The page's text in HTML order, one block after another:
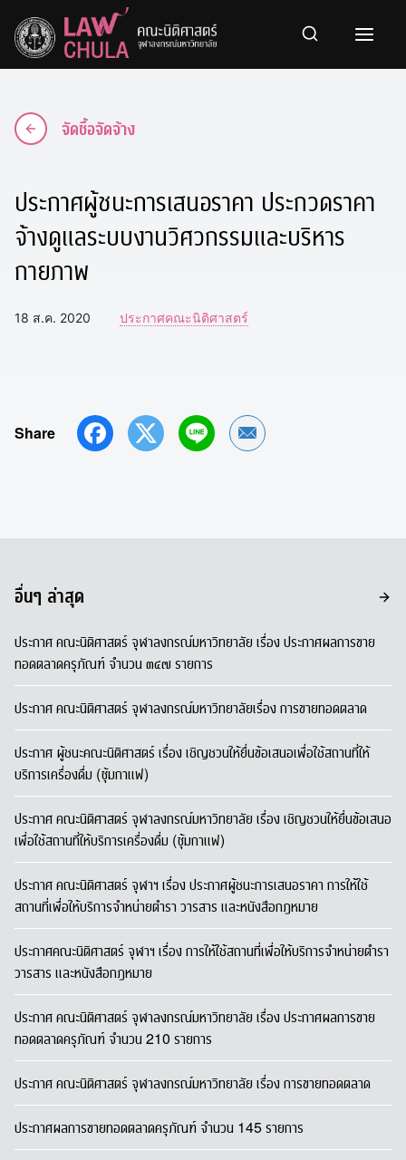
content
จัดซื้อจัดจ้าง
ประกาศผู้ชนะการเสนอราคา ประกวดราคา
จ้างดูแลระบบงานวิศวกรรมและบริหาร
กายภาพ
18 ส.ค. 2020 ประกาศคณะนิติศาสตร์
Share Share by Email
อื่นๆ ล่าสุด
ประกาศ คณะนิติศาสตร์ จุฬาลงกรณ์มหาวิทยาลัย เรื่อง ประกาศผลการขาย
ทอดตลาดครุภัณฑ์ จำนวน ๓๔๗ รายการ
ประกาศ คณะนิติศาสตร์ จุฬาลงกรณ์มหาวิทยาลัยเรื่อง การขายทอดตลาด
ประกาศ ผู้ชนะคณะนิติศาสตร์ เรื่อง เชิญชวนให้ยื่นข้อเสนอเพื่อใช้สถานที่ให้
บริการเครื่องดื่ม (ซุ้มกาแฟ)
ประกาศ คณะนิติศาสตร์ จุฬาลงกรณ์มหาวิทยาลัย เรื่อง เชิญชวนให้ยื่นข้อเสนอ
เพื่อใช้สถานที่ให้บริการเครื่องดื่ม (ซุ้มกาแฟ)
ประกาศ คณะนิติศาสตร์ จุฬาฯ เรื่อง ประกาศผู้ชนะการเสนอราคา การให้ใช้
สถานที่เพื่อให้บริการจำหน่ายตำรา วารสาร และหนังสือกฎหมาย
ประกาศคณะนิติศาสตร์ จุฬาฯ เรื่อง การให้ใช้สถานที่เพื่อให้บริการจำหน่ายตำรา
วารสาร และหนังสือกฎหมาย
ประกาศ คณะนิติศาสตร์ จุฬาลงกรณ์มหาวิทยาลัย เรื่อง ประกาศผลการขาย
ทอดตลาดครุภัณฑ์ จำนวน 210 รายการ
ประกาศ คณะนิติศาสตร์ จุฬาลงกรณ์มหาวิทยาลัย เรื่อง การขายทอดตลาด
ประกาศผลการขายทอดตลาดครุภัณฑ์ จำนวน 145 รายการ